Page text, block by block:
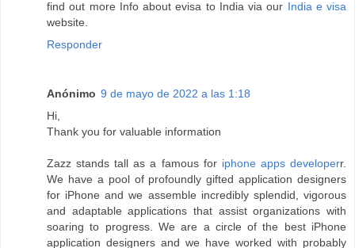
find out more Info about evisa to India via our India e visa
website.
Responder
Anónimo 9 de mayo de 2022 a las 1:18
Hi,
Thank you for valuable information
Zazz stands tall as a famous for iphone apps developerr.
We have a pool of profoundly gifted application designers
for iPhone and we assemble incredibly splendid, vigorous
and adaptable applications that assist organizations with
soaring to progress. We are a circle of the best iPhone
application designers and we have worked with probably